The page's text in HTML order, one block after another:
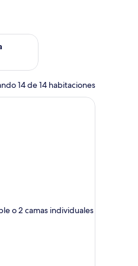
el próximo fin de semana ago
14 de 14 habitaciones
cuadro en la pared y una mesita de
con cama, mesita de noche y
o 2 camas individuales